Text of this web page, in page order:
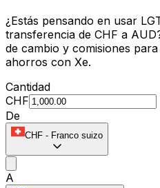
¿Estás pensando en usar
transferencia de CHF a
de cambio y comisiones
ahorros con Xe.
Cantidad
CHF
De
CHF - Franco suizo
A